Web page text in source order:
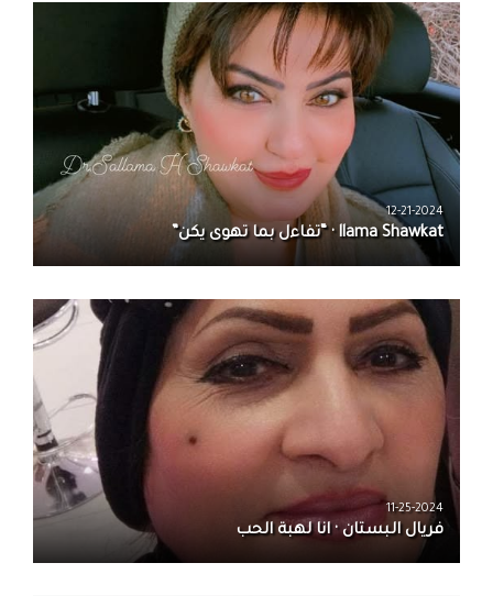
12-21-2024
llama Shawkat · “تفاءل بما تهوى يكن”
11-25-2024
فريال البستان · انا لهبة الحب